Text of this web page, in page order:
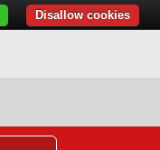
Disallow cookies